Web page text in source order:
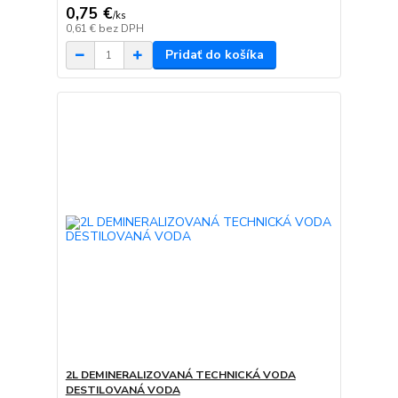
0,75 €/ks
0,61 € bez DPH
Pridať do košíka
2L DEMINERALIZOVANÁ TECHNICKÁ VODA
DESTILOVANÁ VODA